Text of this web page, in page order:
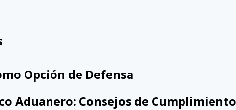
Opción de Defensa
Aduanero: Consejos de Cumplimiento